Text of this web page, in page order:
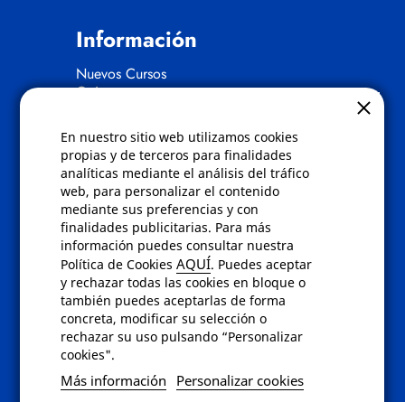
En nuestro sitio web utilizamos cookies
propias y de terceros para finalidades
analíticas mediante el análisis del tráfico
web, para personalizar el contenido
mediante sus preferencias y con
finalidades publicitarias. Para más
información puedes consultar nuestra
Política de CookiesAQUÍ. Puedes aceptar
y rechazar todas las cookies en bloque o
también puedes aceptarlas de forma
concreta, modificar su selección o
rechazar su uso pulsando “Personalizar
cookies".
Más información Personalizar cookies
Información
Nuevos Cursos
Quienes somos
Políticas
Condiciones de compra
Aviso de privacidad
Cookies
Bajas comunicados comerciales
Derecho de desistimiento
Preguntas frecuentes
Contacto
Envíanos un email a
bien rellena nuestroformulario de